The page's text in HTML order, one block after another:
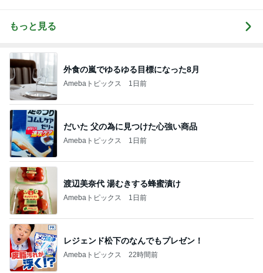
もっと見る
外食の嵐でゆるゆる目標になった8月
Amebaトピックス 1日前
だいた 父の為に見つけた心強い商品
Amebaトピックス 1日前
渡辺美奈代 湯むきする蜂蜜漬け
Amebaトピックス 1日前
レジェンド松下のなんでもプレゼン！
Amebaトピックス 22時間前